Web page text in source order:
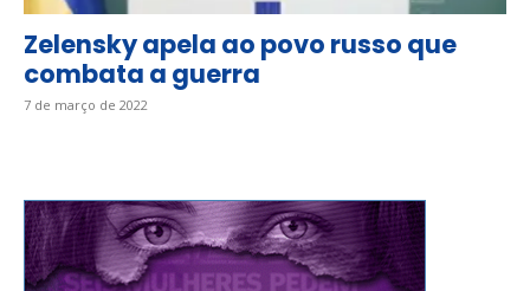
Zelensky apela ao povo russo que
combata a guerra
7 de março de 2022